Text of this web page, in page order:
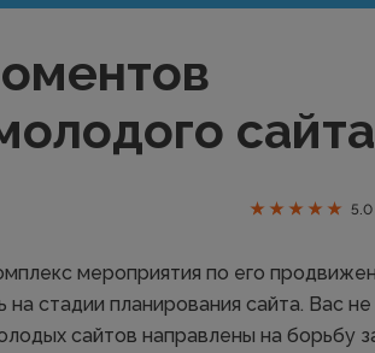
сайта
5.0
мероприятия по его
стадии планирования сайта. Вас
сайтов направлены на борьбу